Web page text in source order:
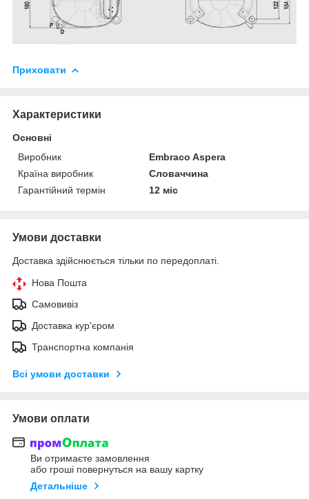
Приховати
Характеристики
Основні
Виробник
Embraco Aspera
Країна виробник
Словаччина
Гарантійний термін
12 міс
Умови доставки
Доставка здійснюється тільки по передоплаті.
Нова Пошта
Самовивіз
Доставка кур'єром
Транспортна компанія
Всі умови доставки
Умови оплати
Ви отримаєте замовлення
або гроші повернуться на вашу картку
Детальніше